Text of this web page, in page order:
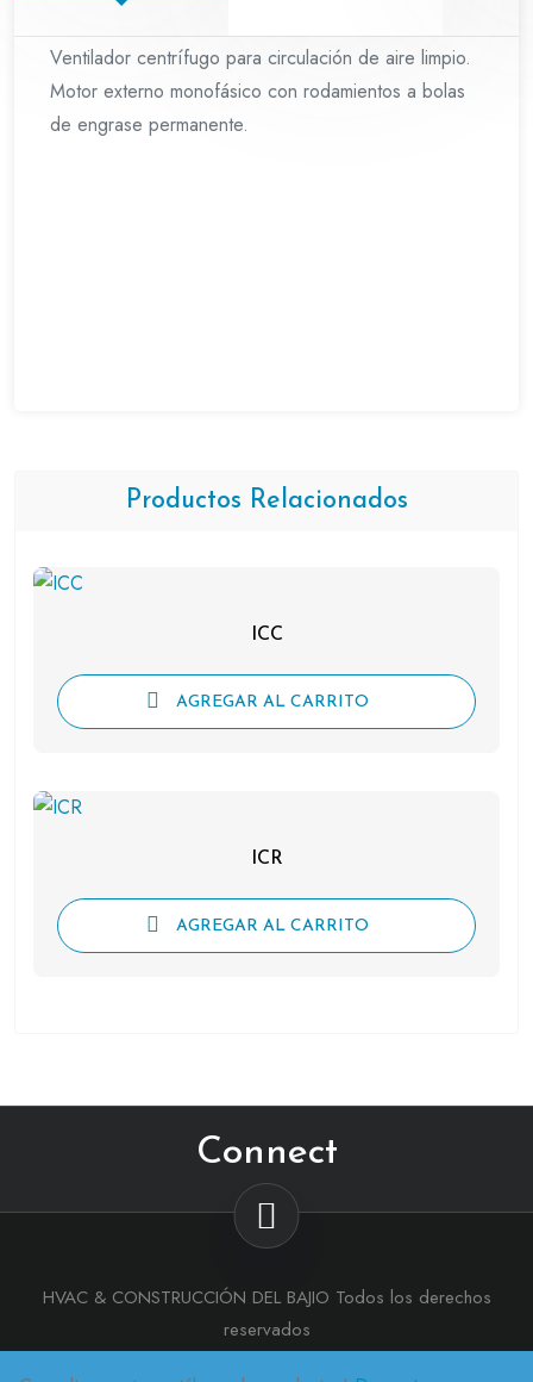
Ventilador centrífugo para circulación de aire limpio.
Motor externo monofásico con rodamientos a bolas
de engrase permanente.
Productos Relacionados
ICC
AGREGAR AL CARRITO
ICR
AGREGAR AL CARRITO
Connect
HVAC & CONSTRUCCIÓN DEL BAJIO Todos los derechos
reservados